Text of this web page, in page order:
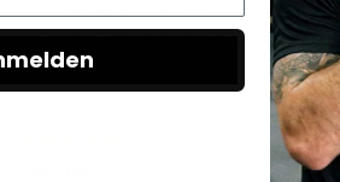
antwortete:
Hi, wow – danke dir für die Hammer-